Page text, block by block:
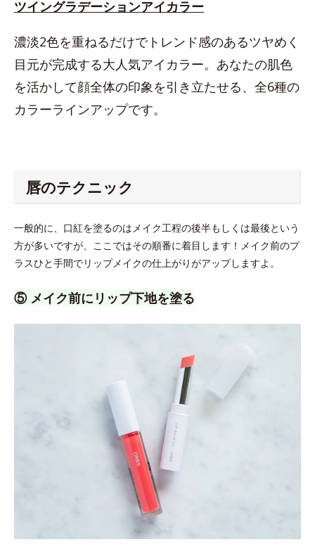
ツイングラデーションアイカラー
濃淡2色を重ねるだけでトレンド感のあるツヤめく
目元が完成する大人気アイカラー。あなたの肌色
を活かして顔全体の印象を引き立たせる、全6種の
カラーラインアップです。
唇のテクニック
一般的に、口紅を塗るのはメイク工程の後半もしくは最後という
方が多いですが、ここではその順番に着目します！メイク前のプ
ラスひと手間でリップメイクの仕上がりがアップしますよ。
⑤ メイク前にリップ下地を塗る